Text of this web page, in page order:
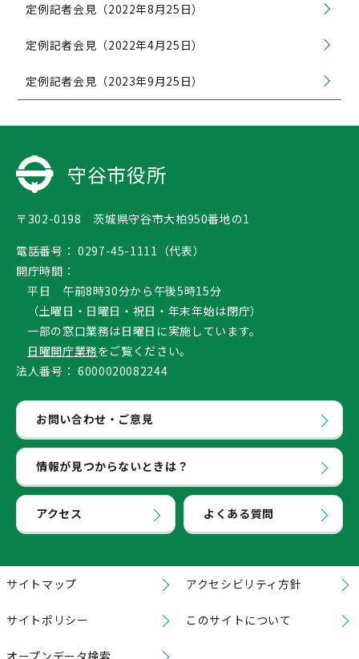
定例記者会見（2022年8月25日）
定例記者会見（2022年4月25日）
定例記者会見（2023年9月25日）
守谷市役所
〒302-0198 茨城県守谷市大柏950番地の1
電話番号： 0297-45-1111（代表）
開庁時間：
平日 午前8時30分から午後5時15分
（土曜日・日曜日・祝日・年末年始は閉庁）
一部の窓口業務は日曜日に実施しています。
日曜開庁業務をご覧ください。
法人番号： 6000020082244
お問い合わせ・ご意見
情報が見つからないときは？
アクセス よくある質問
サイトマップ アクセシビリティ方針
サイトポリシー このサイトについて
オープンデータ検索